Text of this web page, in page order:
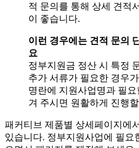
적 문의를 통해 상세 견적
이 좋습니다.
이런 경우에는 견적 문의
요
정부지원금 정산 시 특정
추가 서류가 필요한 경우
명란에 지원사업명과 필
겨 주시면 원활하게 진행
패커티브 제품별 상세페이지에
있습니다. 정부지원사업에 필요